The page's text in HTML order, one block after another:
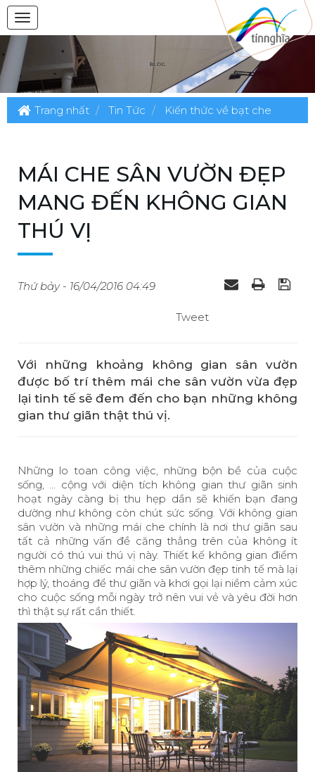
Trang nhất Tin Tức Kiến thức về bạt che
MÁI CHE SÂN VƯỜN ĐẸP
MANG ĐẾN KHÔNG GIAN
THÚ VỊ
Thứ bảy - 16/04/2016 04:49
Tweet
Với những khoảng không gian sân vườn
được bố trí thêm mái che sân vườn vừa đẹp
lại tinh tế sẽ đem đến cho bạn những không
gian thư giãn thật thú vị.
Những lo toan công việc, những bộn bề của cuộc
sống, … cộng với diện tích không gian thư giãn sinh
hoạt ngày càng bị thu hẹp dần sẽ khiến bạn đang
dường như không còn chút sức sống. Với không gian
sân vườn và những mái che chính là nơi thư giãn sau
tất cả những vấn đề căng thẳng trên của không ít
người có thú vui thú vị này. Thiết kế không gian điểm
thêm những chiếc mái che sân vườn đẹp tinh tế mà lại
hợp lý, thoáng để thư giãn và khơi gọi lại niềm cảm xúc
cho cuộc sống mỗi ngày trở nên vui vẻ và yêu đời hơn
thì thật sự rất cần thiết.